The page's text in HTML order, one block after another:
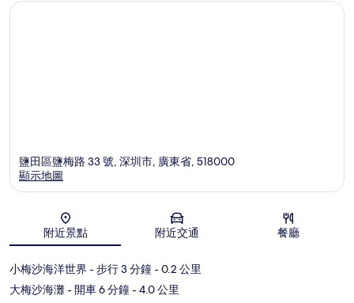
地圖
鹽田區鹽梅路 33 號, 深圳市, 廣東省, 518000
顯示地圖
附近景點 附近交通 餐廳
小梅沙海洋世界 - 步行 3 分鐘- 0.2 公里
大梅沙海灘- 開車 6 分鐘- 4.0 公里